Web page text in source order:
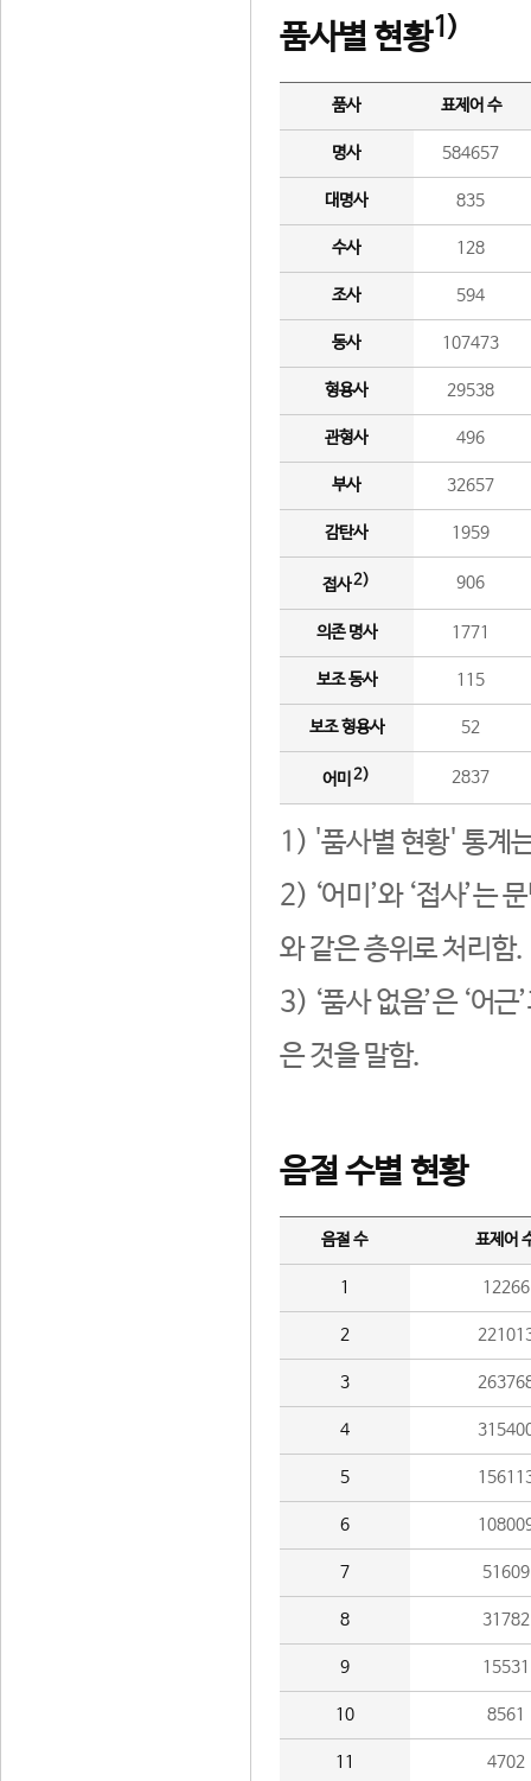
품사별 현황1)
품사 표제어 수
명사 584657
대명사 835
수사 128
조사 594
동사 107473
형용사 29538
관형사 496
부사 32657
감탄사 1959
접사2) 906
의존 명사 1771
보조 동사 115
보조 형용사 52
어미 2) 2837
1) '품사별 현황' 통계
2) ‘어미’와 ‘접사’는
와 같은 층위로 처리함.
3) ‘품사 없음’은 ‘어
은 것을 말함.
음절 수별 현황
음절 수 표제어
1 12266
2
3
4
5
6
7 51609
8 31782
9 15531
10 8561
11 4702